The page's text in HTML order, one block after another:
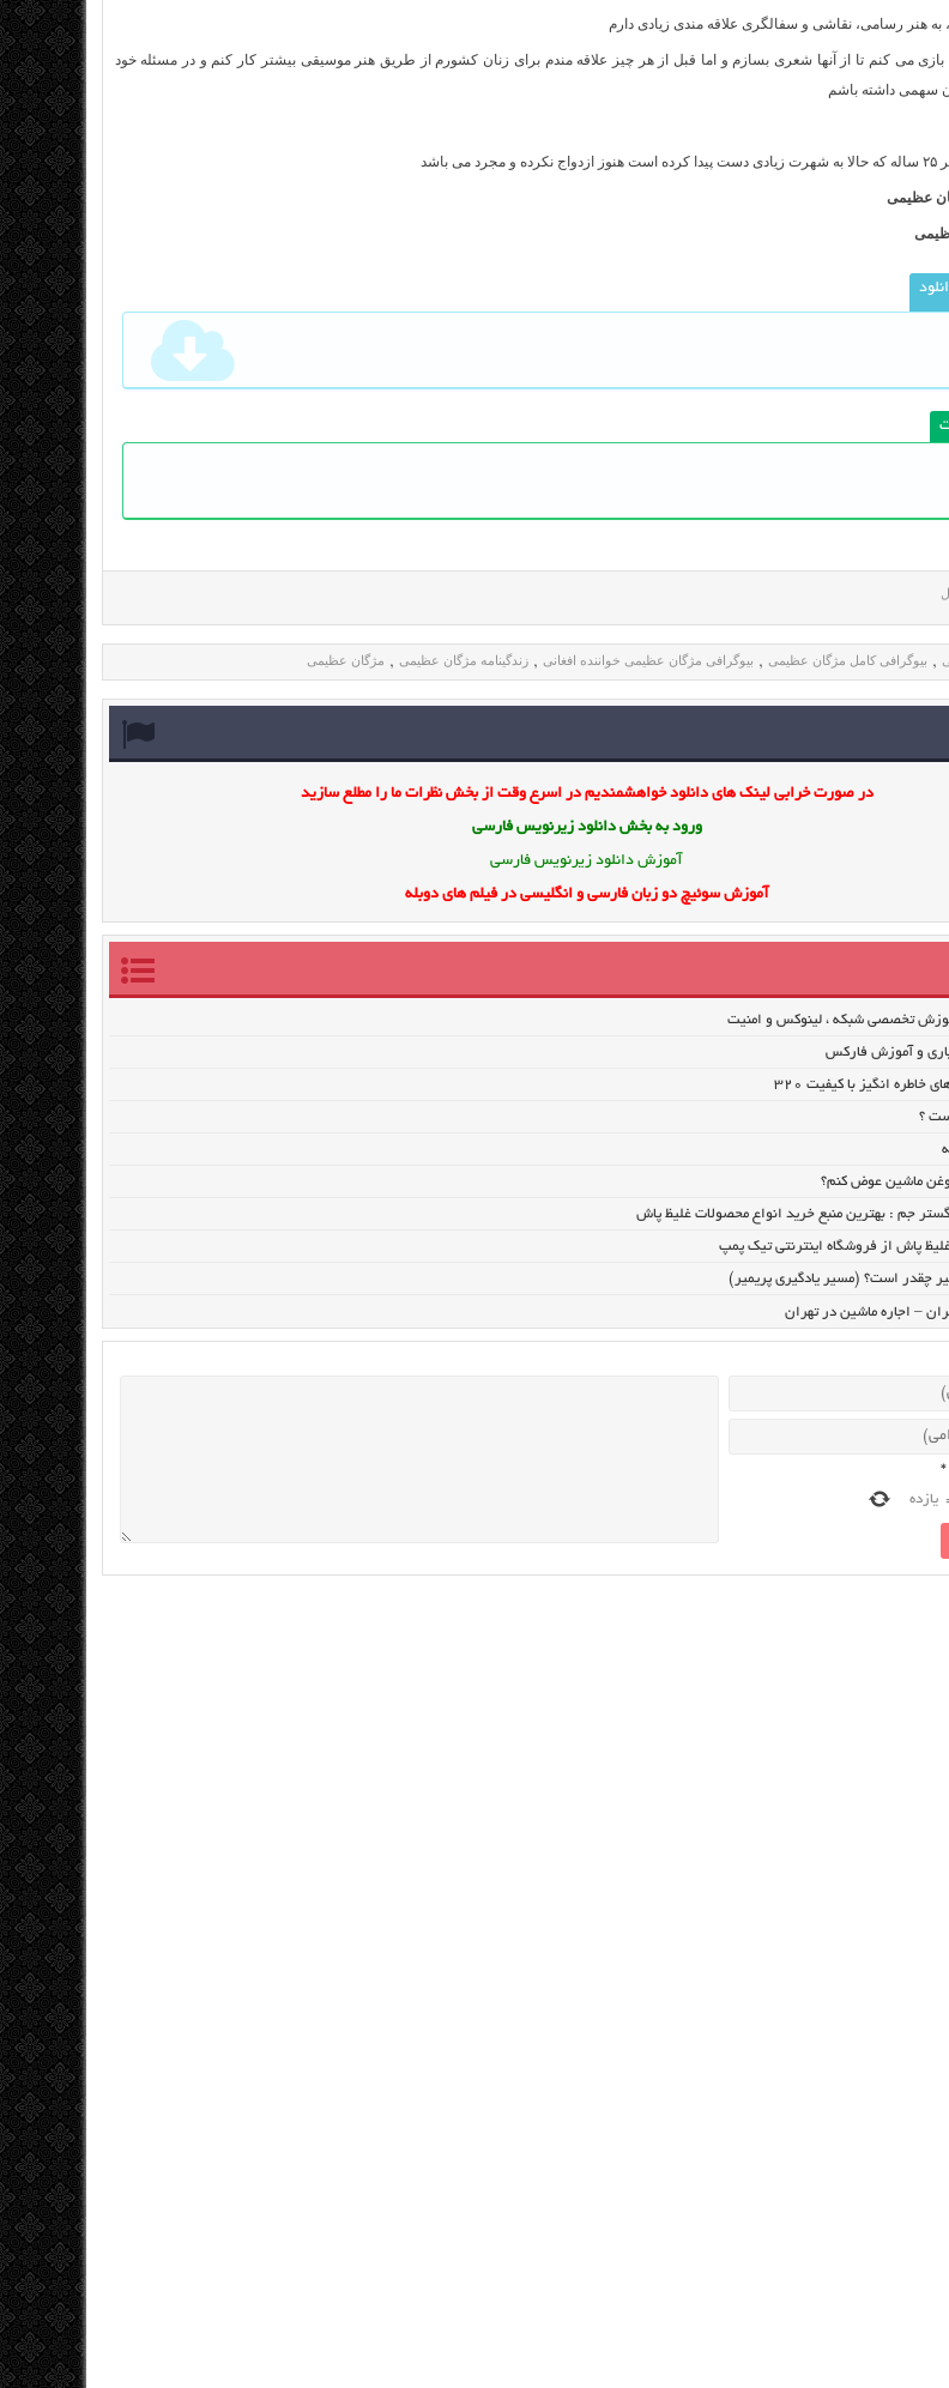
هنر رسامی، نقاشی و سفالگری علاقه‌ مندی زیادی دارم
بازی می‌ کنم تا از آنها شعری بسازم و اما قبل از هر چیز علاقه‌ مندم برای زنان کشورم از طریق هنر موسیقی بیشتر کار کنم و در مسئله خود
سهمی داشته باشم
عظیمی
, بیوگرافی کامل مژگان عظیمی , بیوگرافی مژگان عظیمی خواننده افغانی , زندگینامه مژگان عظیمی , مژگان عظیمی
در صورت خرابی لینک های دانلود خواهشمندیم در اسرع وقت از بخش نظرات ما را مطلع سازید
ورود به بخش دانلود زیرنویس فارسی
آموزش دانلود زیرنویس فارسی
آموزش سوئیچ دو زبان فارسی و انگلیسی در فیلم های دوبله
و آموزش فارکس
خاطره انگیز با کیفیت ۳۲۰
؟
ماشین عوض کنم؟
جم : بهترین منبع خرید انواع محصولات غلیظ پاش
پاش از فروشگاه اینترنتی تیک پمپ
چقدر است؟ (مسیر یادگیری پریمیر)
– اجاره ماشین در تهران
*
یازده